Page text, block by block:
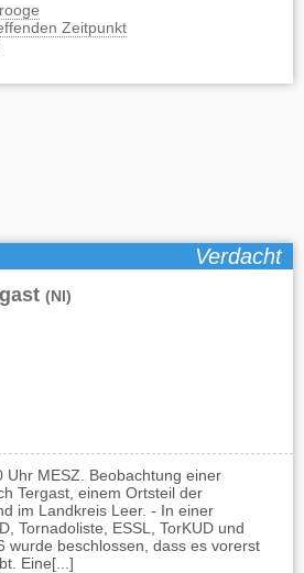
Zeitpunkt
Verdacht
(NI)
Uhr MESZ. Beobachtung einer
Tergast, einem Ortsteil der
im Landkreis Leer. - In einer
Tornadoliste, ESSL, TorKUD und
wurde beschlossen, dass es vorerst
Eine[...]